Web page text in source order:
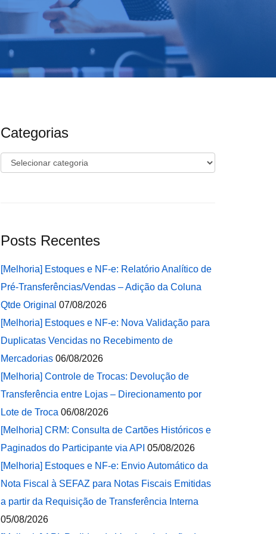
Categorias
Categorias
Posts Recentes
[Melhoria] Estoques e NF-e: Relatório Analítico de
Pré-Transferências/Vendas – Adição da Coluna
Qtde Original 07/08/2026
[Melhoria] Estoques e NF-e: Nova Validação para
Duplicatas Vencidas no Recebimento de
Mercadorias 06/08/2026
[Melhoria] Controle de Trocas: Devolução de
Transferência entre Lojas – Direcionamento por
Lote de Troca 06/08/2026
[Melhoria] CRM: Consulta de Cartões Históricos e
Paginados do Participante via API 05/08/2026
[Melhoria] Estoques e NF-e: Envio Automático da
Nota Fiscal à SEFAZ para Notas Fiscais Emitidas
a partir da Requisição de Transferência Interna
05/08/2026